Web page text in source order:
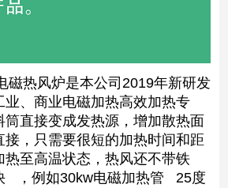
风炉是本公司2019年新研发
业、商业电磁加热高效加热专
筒直接变成发热源，增加散热面
接，只需要很短的加热时间和距
热至高温状态，热风还不带铁
，例如30kw电磁加热管 25度